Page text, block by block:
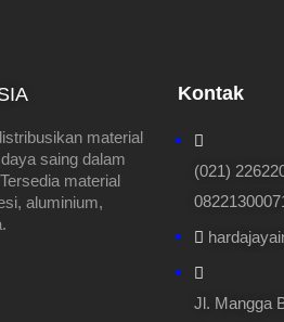
material
saing dalam
material
aluminium,
Kontak
(021)
Jl. Mangga